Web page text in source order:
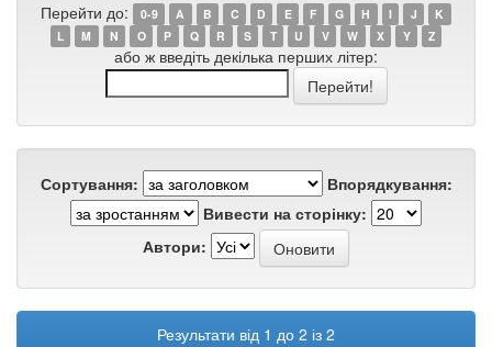
Перейти до: 0-9 A B C D E F G H I J
K
L
M N O P Q R S T U V W X Y Z
або ж введіть декілька перших літер:
Сортування:
Впорядкування:
Вивести на сторінку:
Автори:
Результати від 1 до 2 із 2